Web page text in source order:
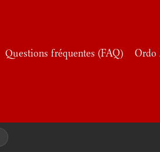
Questions fréquentes (FAQ)
Ordo